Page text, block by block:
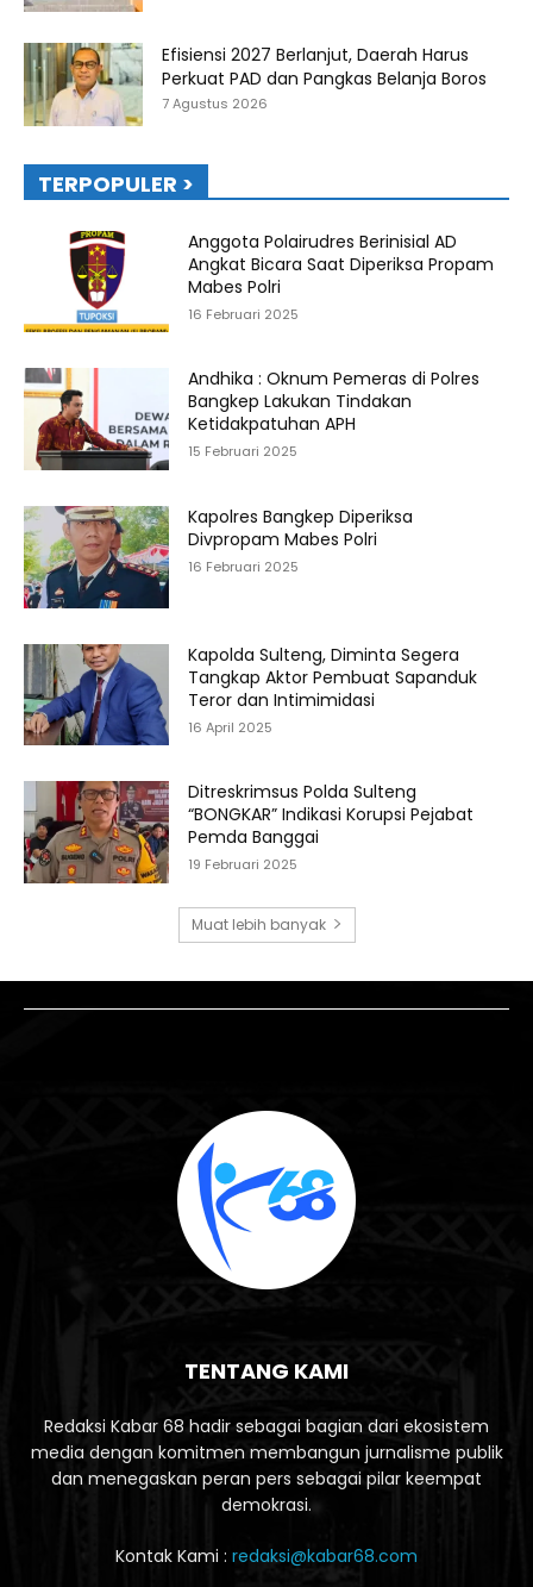
Efisiensi 2027 Berlanjut, Daerah Harus
Perkuat PAD dan Pangkas Belanja Boros
7 Agustus 2026
TERPOPULER >
Anggota Polairudres Berinisial AD
Angkat Bicara Saat Diperiksa Propam
Mabes Polri
16 Februari 2025
Andhika : Oknum Pemeras di Polres
Bangkep Lakukan Tindakan
Ketidakpatuhan APH
15 Februari 2025
Kapolres Bangkep Diperiksa
Divpropam Mabes Polri
16 Februari 2025
Kapolda Sulteng, Diminta Segera
Tangkap Aktor Pembuat Sapanduk
Teror dan Intimimidasi
16 April 2025
Ditreskrimsus Polda Sulteng
“BONGKAR” Indikasi Korupsi Pejabat
Pemda Banggai
19 Februari 2025
Muat lebih banyak
TENTANG KAMI
Redaksi Kabar 68 hadir sebagai bagian dari ekosistem
media dengan komitmen membangun jurnalisme publik
dan menegaskan peran pers sebagai pilar keempat
demokrasi.
Kontak Kami : redaksi@kabar68.com